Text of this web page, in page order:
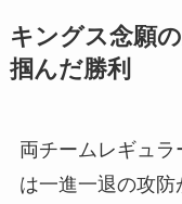
キングス念願
掴んだ勝利
両チームレギュ
は一進一退の攻